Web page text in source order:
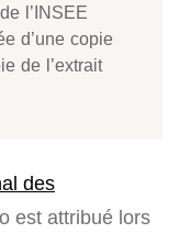
l’INSEE
d’une copie
de l’extrait
des
est attribué lors